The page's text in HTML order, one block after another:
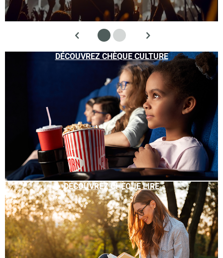
DÉCOUVREZ CHÈQUE CULTURE
DÉCOUVREZ CHÈQUE LIRE